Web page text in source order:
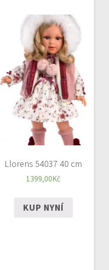
Llorens 54037 40 cm
1399,00Kč
KUP NYNÍ